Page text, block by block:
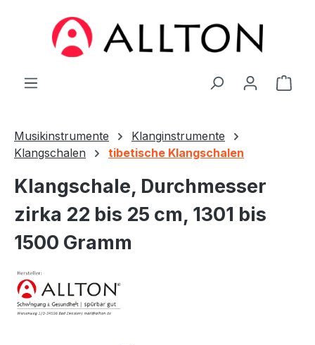
Zum Hauptinhalt springen
Musikinstrumente
Klanginstrumente
Klangschalen
tibetische Klangschalen
Klangschale, Durchmesser
zirka 22 bis 25 cm, 1301 bis
1500 Gramm